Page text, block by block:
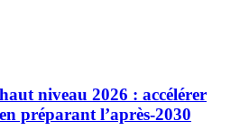
niveau 2026 : accélérer
préparant l’après-2030